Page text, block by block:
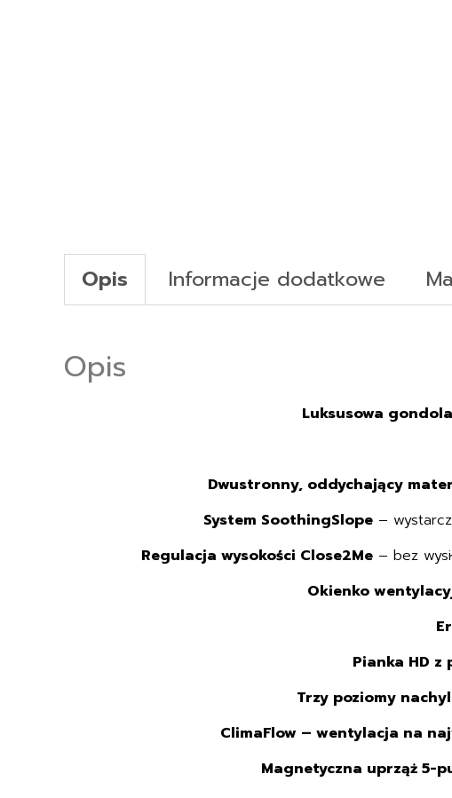
Opis Informacje dodatkowe
Opis
Luksusowa
Dwustronny, oddychający
System SoothingSlope–
Regulacja wysokości Close2Me– bez
Okienko
Pianka HD z
Trzy poziomy
ClimaFlow – wentylacja na
Magnetyczna uprząż 5-